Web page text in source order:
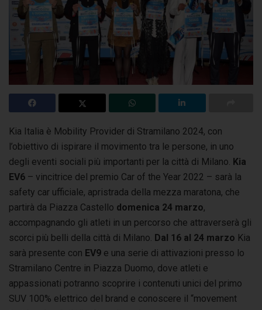
Kia Italia è Mobility Provider di Stramilano 2024, con
l’obiettivo di ispirare il movimento tra le persone, in uno
degli eventi sociali più importanti per la città di Milano. Kia
EV6 – vincitrice del premio Car of the Year 2022 – sarà la
safety car ufficiale, apristrada della mezza maratona, che
partirà da Piazza Castello domenica 24 marzo,
accompagnando gli atleti in un percorso che attraverserà gli
scorci più belli della città di Milano. Dal 16 al 24 marzo Kia
sarà presente con EV9 e una serie di attivazioni presso lo
Stramilano Centre in Piazza Duomo, dove atleti e
appassionati potranno scoprire i contenuti unici del primo
SUV 100% elettrico del brand e conoscere il “movement